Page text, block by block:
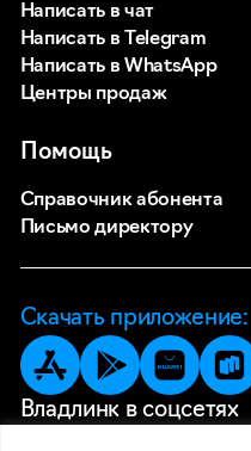
Помощь
Справочник абонента
Письмо директору
Написать в чат
Написать в Telegram
Написать в WhatsApp
Центры продаж
Скачать приложение:
Владлинк в соцсетях